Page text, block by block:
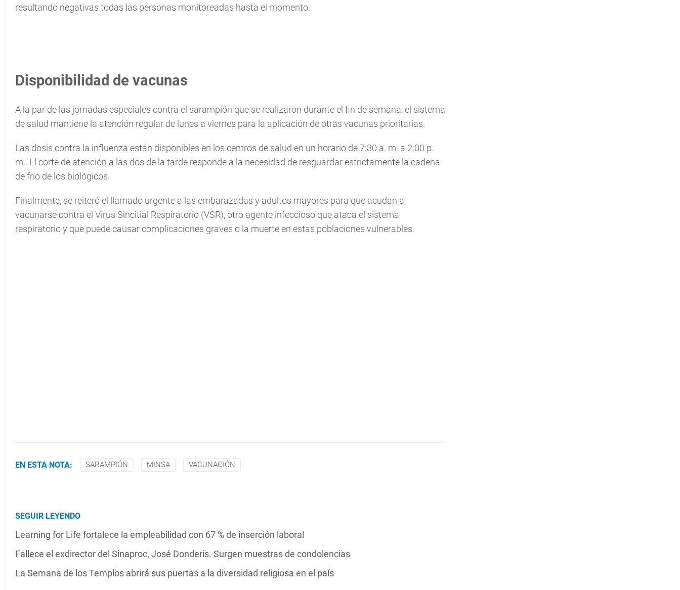
resultando negativas todas las personas monitoreadas hasta el momento.
Disponibilidad de vacunas
A la par de las jornadas especiales contra el sarampión que se realizaron durante el fin de semana, el sistema
de salud mantiene la atención regular de lunes a viernes para la aplicación de otras vacunas prioritarias.
Las dosis contra la influenza están disponibles en los centros de salud en un horario de 7:30 a. m. a 2:00 p.
m.. El corte de atención a las dos de la tarde responde a la necesidad de resguardar estrictamente la cadena
de frío de los biológicos.
Finalmente, se reiteró el llamado urgente a las embarazadas y adultos mayores para que acudan a
vacunarse contra el Virus Sincitial Respiratorio (VSR), otro agente infeccioso que ataca el sistema
respiratorio y que puede causar complicaciones graves o la muerte en estas poblaciones vulnerables.
EN ESTA NOTA: SARAMPIÓN MINSA VACUNACIÓN
SEGUIR LEYENDO
Learning for Life fortalece la empleabilidad con 67 % de inserción laboral
Fallece el exdirector del Sinaproc, José Donderis. Surgen muestras de condolencias
La Semana de los Templos abrirá sus puertas a la diversidad religiosa en el país